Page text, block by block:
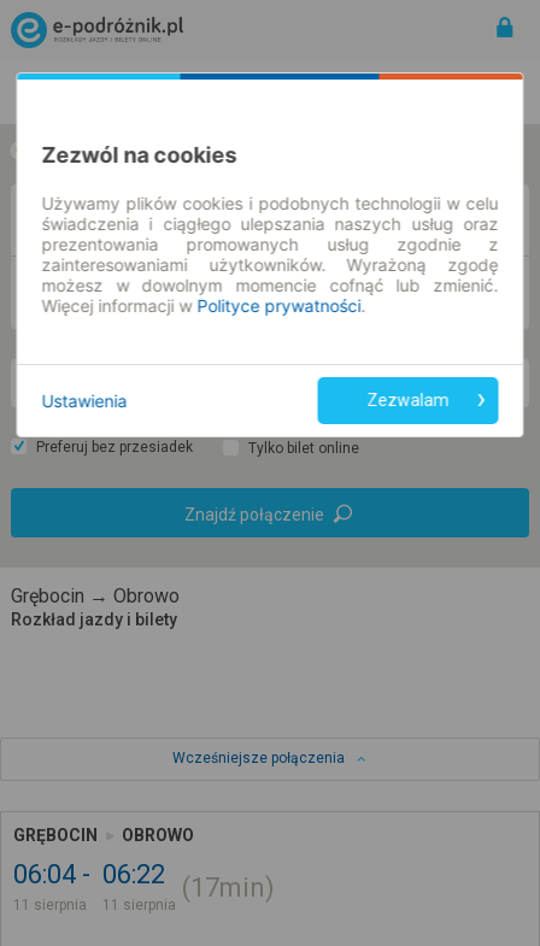
w jedną stronę w obie strony
DO
Preferuj bez przesiadek Tylko bilet online
Znajdź połączenie
Grębocin → Obrowo
Rozkład jazdy i bilety
Wcześniejsze połączenia
GRĘBOCIN OBROWO
06:04
11 sierpnia
06:22
11 sierpnia
17min
Zezwól na cookies
Używamy plików cookies i podobnych technologii w celu
świadczenia i ciągłego ulepszania naszych usług oraz
prezentowania promowanych usług zgodnie z
zainteresowaniami użytkowników. Wyrażoną zgodę
możesz w dowolnym momencie cofnąć lub zmienić.
Więcej informacji w Polityce prywatności.
Ustawienia Zezwalam